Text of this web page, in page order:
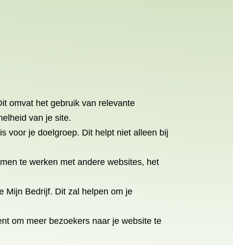
omvat het gebruik van relevante
van je site.
voor je doelgroep. Dit helpt niet alleen bij
te werken met andere websites, het
Mijn Bedrijf. Dit zal helpen om je
om meer bezoekers naar je website te